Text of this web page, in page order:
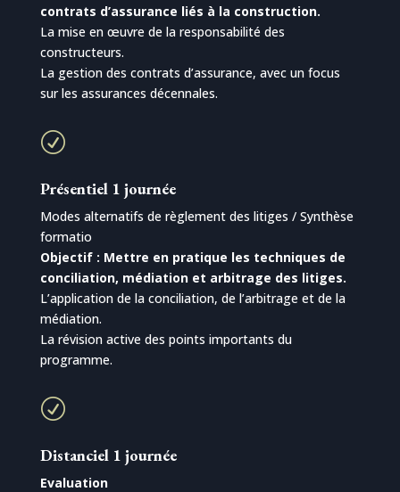
contrats d’assurance liés à la construction.
La mise en œuvre de la responsabilité des
constructeurs.
La gestion des contrats d’assurance, avec un focus
sur les assurances décennales.
R
Présentiel 1 journée
Modes alternatifs de règlement des litiges / Synthèse
formatio
Objectif : Mettre en pratique les techniques de
conciliation, médiation et arbitrage des litiges.
L’application de la conciliation, de l’arbitrage et de la
médiation.
La révision active des points importants du
programme.
R
Distanciel 1 journée
Evaluation